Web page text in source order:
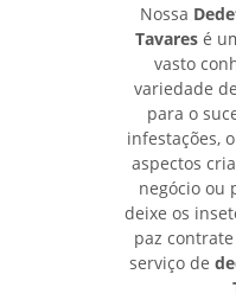
Nossa
Tavares é
vasto
variedade
para o
infestações,
aspectos
negócio ou
deixe os
paz
serviço de